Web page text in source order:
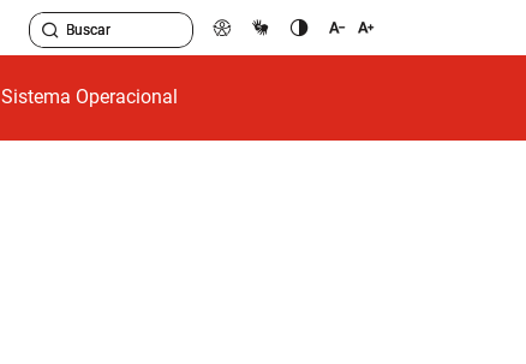
Sistema Operacional